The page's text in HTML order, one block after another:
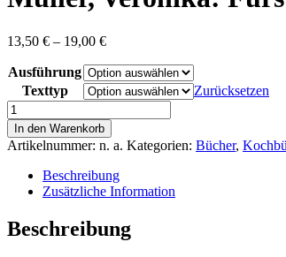
13,50 € – 19,00 €Preisspanne:
bis
19,00 €
Ausführung
Texttyp
Zurücksetzen
Müller,
Veronika:
Fürs
Salatbuffet
Menge
In den Warenkorb
Artikelnummer: n. a. Kategorien: Bücher,
Beschreibung
Zusätzliche Information
Beschreibung